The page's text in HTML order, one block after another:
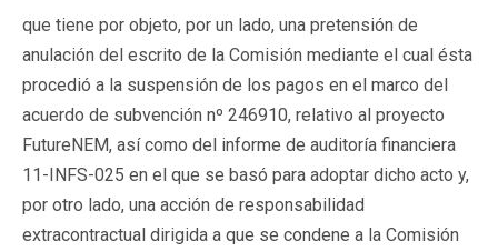
que tiene por objeto, por un lado, una pretensión de
anulación del escrito de la Comisión mediante el cual ésta
procedió a la suspensión de los pagos en el marco del
acuerdo de subvención nº 246910, relativo al proyecto
FutureNEM, así como del informe de auditoría financiera
11-INFS-025 en el que se basó para adoptar dicho acto y,
por otro lado, una acción de responsabilidad
extracontractual dirigida a que se condene a la Comisión